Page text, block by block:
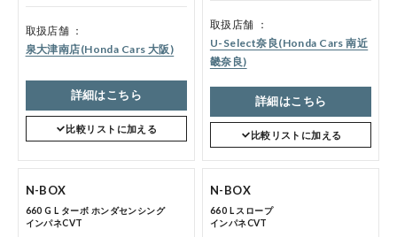
コーポレートサイト
取扱店舗
泉大津南店(Honda Cars 大阪)
詳細はこちら
比較リストに加える
取扱店舗
U-Select奈良(Honda Cars 南近
畿奈良)
詳細はこちら
比較リストに加える
N-BOX
660 G L ターボ ホンダセンシング
インパネCVT
N-BOX
660 L スロープ
インパネCVT